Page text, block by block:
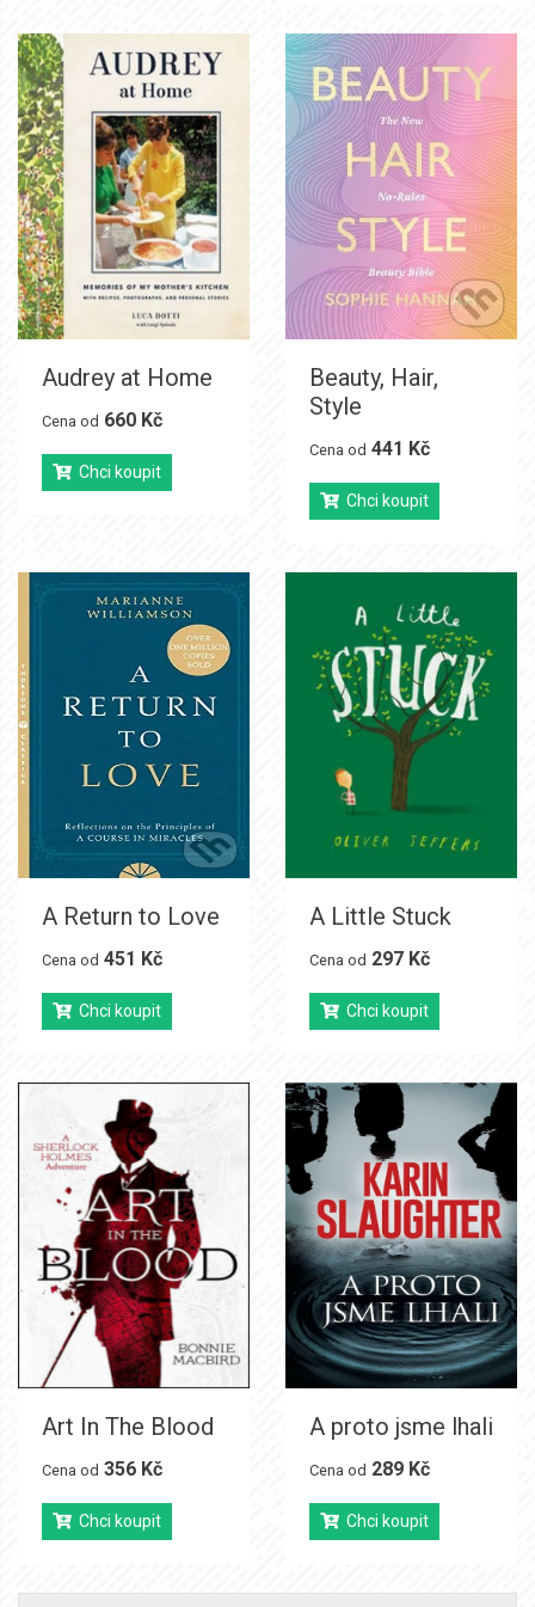
Audrey at Home
Cena od 660 Kč
Chci koupit
Beauty, Hair,
Style
Cena od 441 Kč
Chci koupit
A Return to Love
Cena od 451 Kč
Chci koupit
A Little Stuck
Cena od 297 Kč
Chci koupit
Art In The Blood
Cena od 356 Kč
Chci koupit
A proto jsme lhali
Cena od 289 Kč
Chci koupit